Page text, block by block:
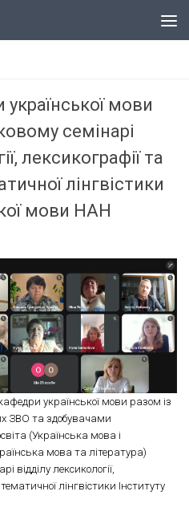
мови
семінарі
лексикографії та
лінгвістики
мови НАН
української мови разом із
ЗВО та здобувачами
(Українська мова і
мова та література)
відділу лексикології,
лінгвістики Інституту